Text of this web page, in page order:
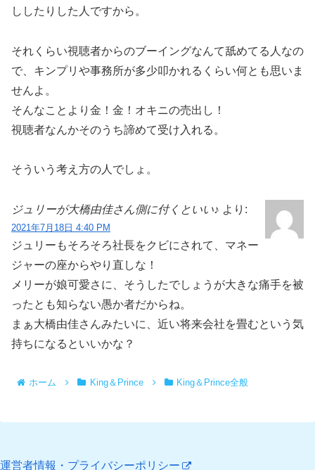
ししたりした人ですから。
それくらい視聴者からのブーイングなんて舐めてる人なの
で、キンプリや事務所が多少叩かれるくらい何とも思いま
せんよ。
そんなことより金！金！オキニの売出し！
視聴者なんかそのうち諦めて受け入れる。
そういう考え方の人でしょ。
ジュリーが大橋由佳さん側に付くといい♪ より:
2021年7月18日 4:40 PM
ジュリーもそろそろ社長をクビにされて、マネー
ジャーの座からやり直しな！
メリーが娘可愛さに、そうしたでしょうが大きな痛手を被
ったとも知らない愚か者だからね。
まぁ大橋由佳さんみたいに、近い将来会社を畳むという気
持ちになるといいかな？
ホーム King＆Prince King＆Prince全般
運営者情報・プライバシーポリシー